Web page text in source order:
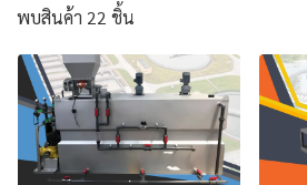
พบสินค้า 22 ชิ้น